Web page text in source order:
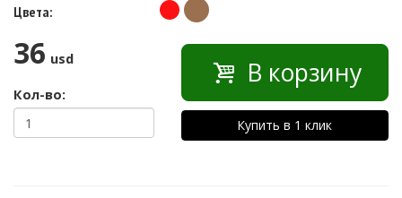
Цвета:
36 usd
Кол-во:
В корзину
Купить в 1 клик